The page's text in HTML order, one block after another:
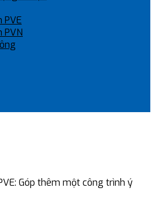
PVE
PVN
Góp thêm một công trình ý